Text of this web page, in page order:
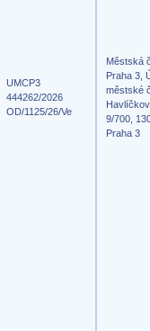
UMCP3
444262/2026
OD/1125/26/Ve
Městská
Praha 3,
městské
9/700,
Praha 3